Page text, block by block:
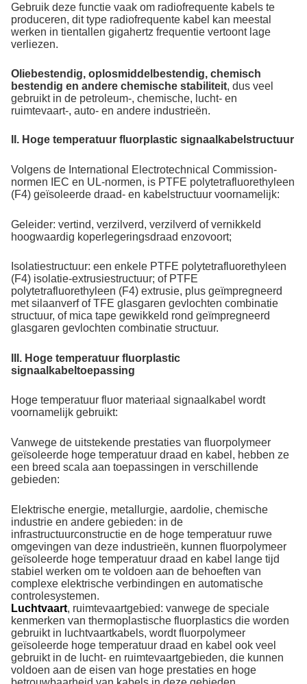
Gebruik deze functie vaak om radiofrequente kabels te
produceren, dit type radiofrequente kabel kan meestal
werken in tientallen gigahertz frequentie vertoont lage
verliezen.
Oliebestendig, oplosmiddelbestendig, chemisch
bestendig en andere chemische stabiliteit, dus veel
gebruikt in de petroleum-, chemische, lucht- en
ruimtevaart-, auto- en andere industrieën.
II. Hoge temperatuur fluorplastic signaalkabelstructuur
Volgens de International Electrotechnical Commission-
normen IEC en UL-normen, is PTFE polytetrafluorethyleen
(F4) geïsoleerde draad- en kabelstructuur voornamelijk:
Geleider: vertind, verzilverd, verzilverd of vernikkeld
hoogwaardig koperlegeringsdraad enzovoort;
Isolatiestructuur: een enkele PTFE polytetrafluorethyleen
(F4) isolatie-extrusiestructuur; of PTFE
polytetrafluorethyleen (F4) extrusie, plus geïmpregneerd
met silaanverf of TFE glasgaren gevlochten combinatie
structuur, of mica tape gewikkeld rond geïmpregneerd
glasgaren gevlochten combinatie structuur.
III. Hoge temperatuur fluorplastic
signaalkabeltoepassing
Hoge temperatuur fluor materiaal signaalkabel wordt
voornamelijk gebruikt:
Vanwege de uitstekende prestaties van fluorpolymeer
geïsoleerde hoge temperatuur draad en kabel, hebben ze
een breed scala aan toepassingen in verschillende
gebieden:
Elektrische energie, metallurgie, aardolie, chemische
industrie en andere gebieden: in de
infrastructuurconstructie en de hoge temperatuur ruwe
omgevingen van deze industrieën, kunnen fluorpolymeer
geïsoleerde hoge temperatuur draad en kabel lange tijd
stabiel werken om te voldoen aan de behoeften van
complexe elektrische verbindingen en automatische
controlesystemen.
Luchtvaart, ruimtevaartgebied: vanwege de speciale
kenmerken van thermoplastische fluorplastics die worden
gebruikt in luchtvaartkabels, wordt fluorpolymeer
geïsoleerde hoge temperatuur draad en kabel ook veel
gebruikt in de lucht- en ruimtevaartgebieden, die kunnen
voldoen aan de eisen van hoge prestaties en hoge